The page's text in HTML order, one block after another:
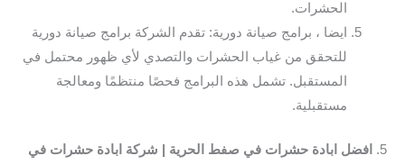
الحشرات.
ايضا ، برامج صيانة دورية: تقدم الشركة برامج صيانة دورية
للتحقق من غياب الحشرات والتصدي لأي ظهور محتمل في
المستقبل. تشمل هذه البرامج فحصًا منتظمًا ومعالجة
مستقبلية.
5.
افضل ابادة حشرات في صفط الحرية | شركة ابادة حشرات في